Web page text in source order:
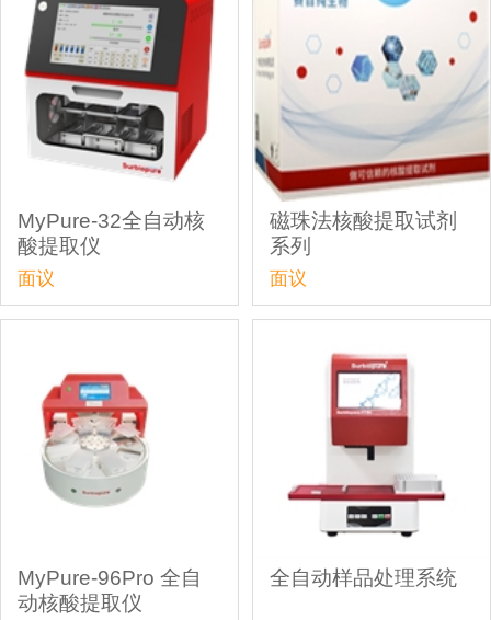
MyPure-32全自动核
酸提取仪
面议
磁珠法核酸提取试剂
系列
面议
MyPure-96Pro 全自
动核酸提取仪
全自动样品处理系统